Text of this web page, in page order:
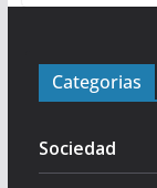
Categorias
Sociedad